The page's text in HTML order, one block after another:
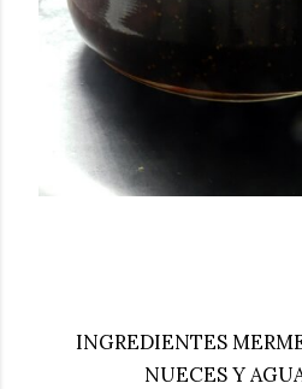
INGREDIENTES
NUECES Y